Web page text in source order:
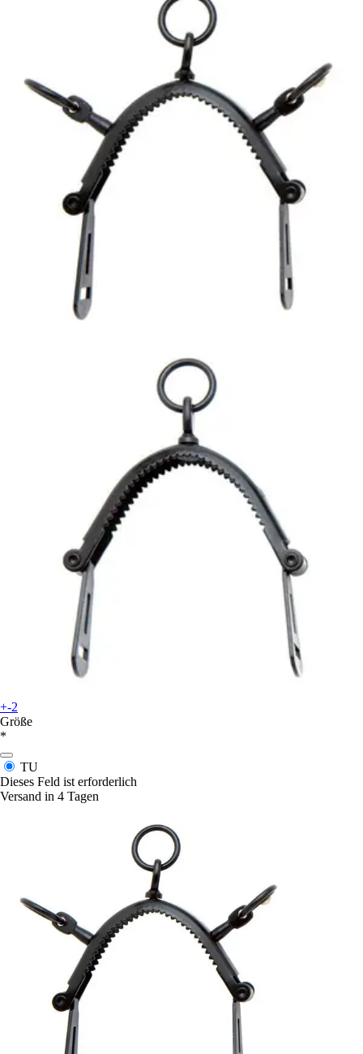
+-2
Größe
*
TU
Dieses Feld ist erforderlich
Versand in 4 Tagen